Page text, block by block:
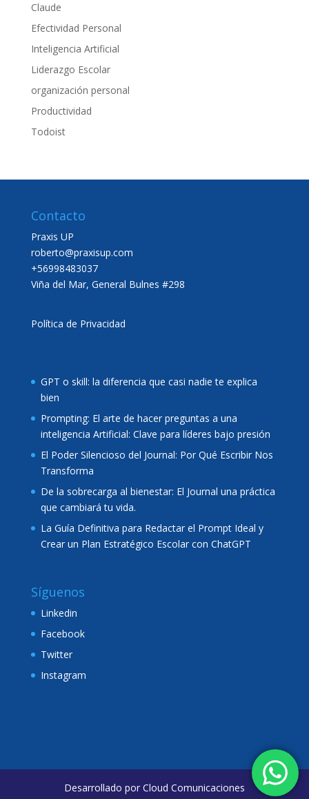
Claude
Efectividad Personal
Inteligencia Artificial
Liderazgo Escolar
organización personal
Productividad
Todoist
Contacto
Praxis UP
roberto@praxisup.com
+56998483037
Viña del Mar, General Bulnes #298
Política de Privacidad
GPT o skill: la diferencia que casi nadie te explica
bien
Prompting: El arte de hacer preguntas a una
inteligencia Artificial: Clave para líderes bajo presión
El Poder Silencioso del Journal: Por Qué Escribir Nos
Transforma
De la sobrecarga al bienestar: El Journal una práctica
que cambiará tu vida.
La Guía Definitiva para Redactar el Prompt Ideal y
Crear un Plan Estratégico Escolar con ChatGPT
Síguenos
Linkedin
Facebook
Twitter
Instagram
Desarrollado por Cloud Comunicaciones